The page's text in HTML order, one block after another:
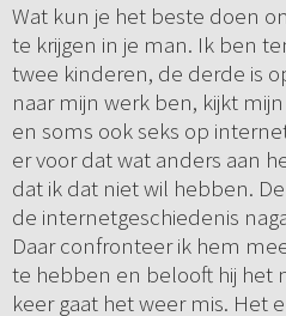
Wat kun je het beste doen
te krijgen in je man. Ik ben
twee kinderen, de derde is
naar mijn werk ben, kijkt
en soms ook seks op
er voor dat wat anders aan
dat ik dat niet wil hebben.
de internetgeschiedenis
Daar confronteer ik hem
te hebben en belooft hij het
keer gaat het weer mis. Het